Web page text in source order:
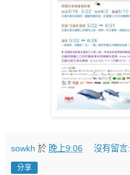
sowkh 於 晚上9:06 沒有留言:
分享